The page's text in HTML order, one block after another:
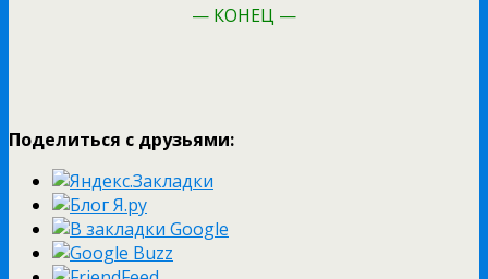
— КОНЕЦ —
Поделиться с друзьями: